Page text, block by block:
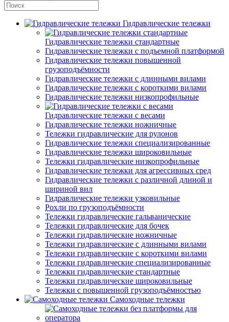
Гидравлические тележки
Гидравлические тележки стандартные
Гидравлические тележки с подъемной платформой
Гидравлические тележки повышенной
грузоподъёмности
Гидравлические тележки с длинными вилами
Гидравлические тележки с короткими вилами
Гидравлические тележки низкопрофильные
Гидравлические тележки с весами
Гидравлические тележки ножничные
Тележки гидравлические для рулонов
Гидравлические тележки специализированные
Гидравлические тележки широковильные
Тележки гидравлические низкопрофильные
Гидравлические тележки для агрессивных сред
Гидравлические тележки с различной длиной и
шириной вил
Гидравлические тележки узковильные
Рохли по грузоподъёмности
Тележки гидравлические гальванические
Тележки гидравлические для бочек
Тележки гидравлические ножничные
Тележки гидравлические с длинными вилами
Тележки гидравлические с короткими вилами
Тележки гидравлические специализированные
Тележки гидравлические стандартные
Тележки гидравлические широковильные
Тележки с повышенной грузоподъёмностью
Самоходные тележки